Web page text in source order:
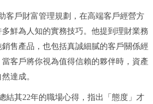
客戶財富管理規劃，在高端客戶經營方
鮮為人知的實務技巧。他提到理財業務
售產品，也包括真誠細膩的客戶關係經
客戶將你視為值得信賴的夥伴時，資產
達成。
結其22年的職場心得，指出「態度」才